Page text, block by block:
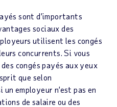
sont d’importants
sociaux des
utilisent les congés
concurrents. Si vous
congés payés aux yeux
que selon
un employeur n’est pas en
de salaire ou des